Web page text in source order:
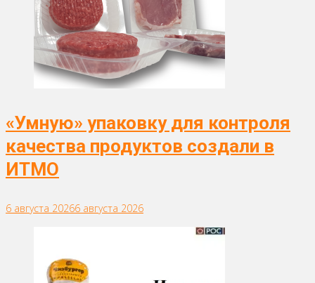
«Умную» упаковку для контроля
качества продуктов создали в
ИТМО
6 августа 20266 августа 2026